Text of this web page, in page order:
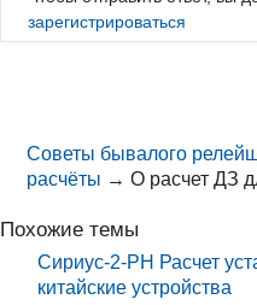
зарегистрироваться
Советы бывалого
расчёты →О расчет ДЗ
Похожие темы
Сириус-2-РН Расчет
китайские устройства